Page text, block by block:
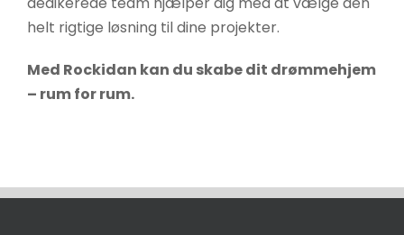
helt rigtige løsning til dine projekter.
Med Rockidan kan du skabe dit drømmehjem
– rum for rum.